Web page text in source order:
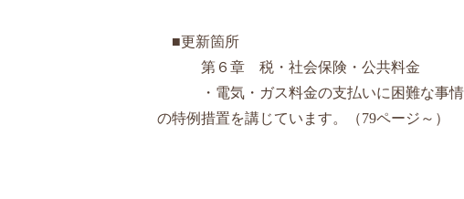
■更新箇所
第６章 税・社会保険・公共料金
・電気・ガス料金の支払いに困難な事情が
の特例措置を講じています。（79ページ～）